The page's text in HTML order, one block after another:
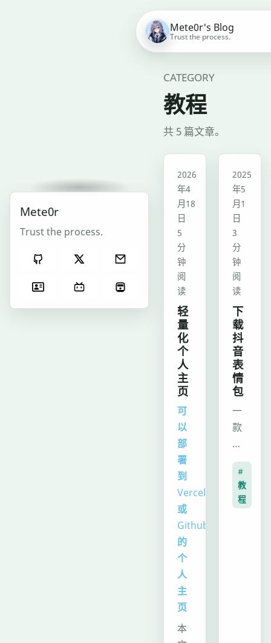
Mete0r's Blog
Trust the process.
Mete0r
Trust the process.
CATEGORY
教程
共 5 篇文章。
教程
2026
年4
月18
日
5
分
钟
阅
读
轻
量
化
个
人
主
页
可
以
部
署
到
Vercel
或
Github
的
个
人
主
页
本
教程
2025
年5
月1
日
3
分
钟
阅
读
下
载
抖
音
表
情
包
一
款
基
于
Python
的
自
#
教
程